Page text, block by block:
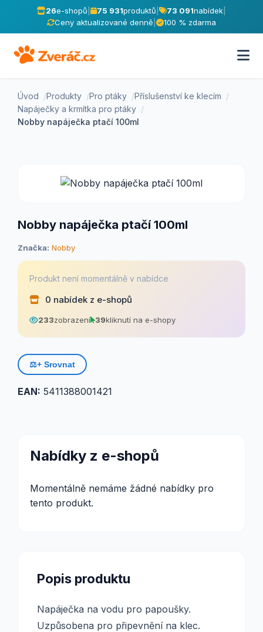
26e-shopů 75 931produktů 73 091nabídek
Ceny aktualizované denně
100 % zdarma
Úvod Produkty Pro ptáky
Příslušenství ke klecím
Napáječky a krmítka pro ptáky
Nobby napáječka ptačí 100ml
Nobby napáječka ptačí 100ml
Značka: Nobby
Produkt není momentálně v nabídce
0 nabídek z e-shopů
233zobrazení 39kliknutí na e-shopy
⚖️+ Srovnat
EAN: 5411388001421
Nabídky z e-shopů
Momentálně nemáme žádné nabídky pro
tento produkt.
Popis produktu
Napáječka na vodu pro papoušky.
Uzpůsobena pro připevnění na klec.